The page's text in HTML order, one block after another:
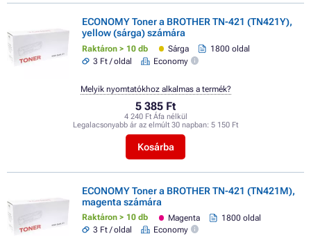
ECONOMY Toner a BROTHER TN-421 (TN421Y),
yellow (sárga) számára
Raktáron > 10 db Sárga
1800 oldal
3 Ft / oldal
Economy
5 385 Ft
4 240 Ft Áfa nélkül
Legalacsonyabb ár az elmúlt 30 napban: 5 150 Ft
Kosárba
Melyik nyomtatókhoz alkalmas a termék?
ECONOMY Toner a BROTHER TN-421 (TN421M),
magenta számára
Raktáron > 10 db Magenta
1800 oldal
3 Ft / oldal
Economy